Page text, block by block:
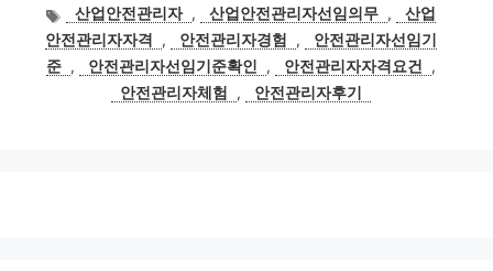
태
그
산업안전관리자 , 산업안전관리자선임의무 ,
산업
안전관리자자격
, 안전관리자경험 ,
안전관리자선임기
준 , 안전관리자선임기준확인 , 안전관리자자격요건
,
안전관리자체험
, 안전관리자후기